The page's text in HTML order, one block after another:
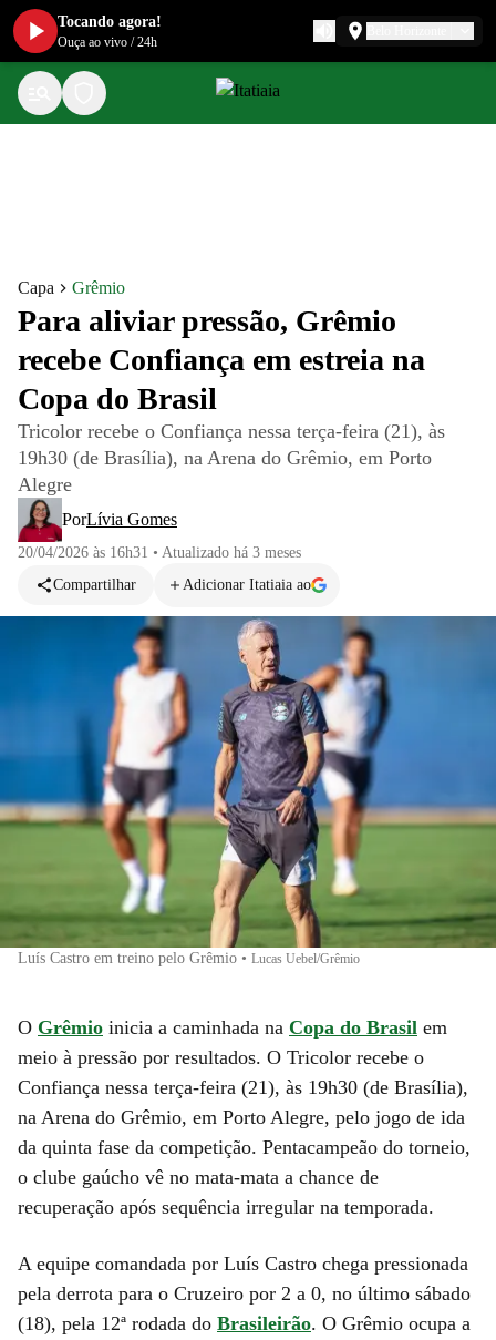
Capa Grêmio
Para aliviar pressão, Grêmio
recebe Confiança em estreia na
Copa do Brasil
Tricolor recebe o Confiança nessa terça-feira (21), às
19h30 (de Brasília), na Arena do Grêmio, em Porto
Alegre
PorLívia Gomes
20/04/2026 às 16h31 • Atualizado há 3 meses
Compartilhar
Adicionar Itatiaia ao
Luís Castro em treino pelo Grêmio • Lucas Uebel/Grêmio
O Grêmio inicia a caminhada na Copa do Brasil em
meio à pressão por resultados. O Tricolor recebe o
Confiança nessa terça-feira (21), às 19h30 (de Brasília),
na Arena do Grêmio, em Porto Alegre, pelo jogo de ida
da quinta fase da competição. Pentacampeão do torneio,
o clube gaúcho vê no mata-mata a chance de
recuperação após sequência irregular na temporada.
A equipe comandada por Luís Castro chega pressionada
pela derrota para o Cruzeiro por 2 a 0, no último sábado
(18), pela 12ª rodada do Brasileirão. O Grêmio ocupa a
Tocando agora!
Ouça ao vivo /24h